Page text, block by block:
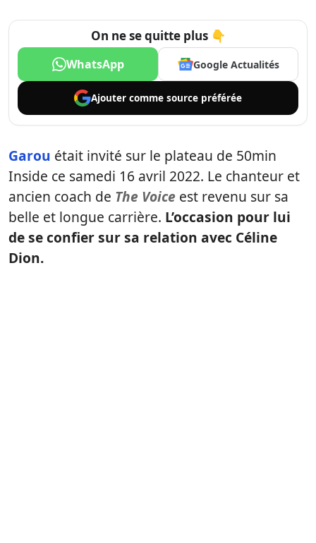
On ne se quitte plus 👇
WhatsApp Google Actualités
Ajouter comme source préférée
Garou était invité sur le plateau de 50min
Inside ce samedi 16 avril 2022. Le chanteur et
ancien coach de The Voice est revenu sur sa
belle et longue carrière. L’occasion pour lui
de se confier sur sa relation avec Céline
Dion.